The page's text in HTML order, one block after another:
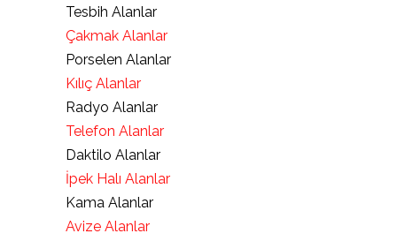
Tesbih Alanlar
Çakmak Alanlar
Porselen Alanlar
Kılıç Alanlar
Radyo Alanlar
Telefon Alanlar
Daktilo Alanlar
İpek Halı Alanlar
Kama Alanlar
Avize Alanlar